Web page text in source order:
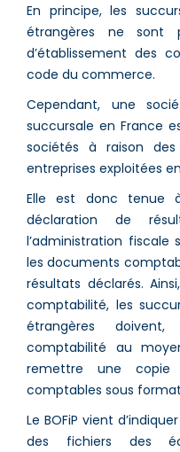
En principe, les
étrangères ne sont
d’établissement des
code du commerce.
Cependant, une
succursale en France
sociétés à raison
entreprises exploitées
Elle est donc tenue
déclaration de
l’administration
les documents
résultats déclarés.
comptabilité, les
étrangères
comptabilité au
remettre une copie
comptables sous
Le BOFiP vient
des fichiers des